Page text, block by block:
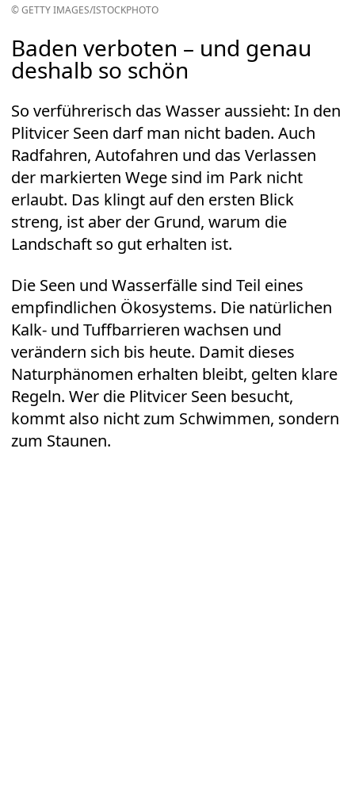
© GETTY IMAGES/ISTOCKPHOTO
Baden verboten – und genau
deshalb so schön
So verführerisch das Wasser aussieht: In den
Plitvicer Seen darf man nicht baden. Auch
Radfahren, Autofahren und das Verlassen
der markierten Wege sind im Park nicht
erlaubt. Das klingt auf den ersten Blick
streng, ist aber der Grund, warum die
Landschaft so gut erhalten ist.
Die Seen und Wasserfälle sind Teil eines
empfindlichen Ökosystems. Die natürlichen
Kalk- und Tuffbarrieren wachsen und
verändern sich bis heute. Damit dieses
Naturphänomen erhalten bleibt, gelten klare
Regeln. Wer die Plitvicer Seen besucht,
kommt also nicht zum Schwimmen, sondern
zum Staunen.